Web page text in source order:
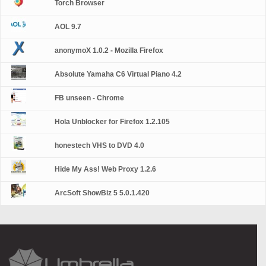
Torch Browser
AOL 9.7
anonymoX 1.0.2 - Mozilla Firefox
Absolute Yamaha C6 Virtual Piano 4.2
FB unseen - Chrome
Hola Unblocker for Firefox 1.2.105
honestech VHS to DVD 4.0
Hide My Ass! Web Proxy 1.2.6
ArcSoft ShowBiz 5 5.0.1.420